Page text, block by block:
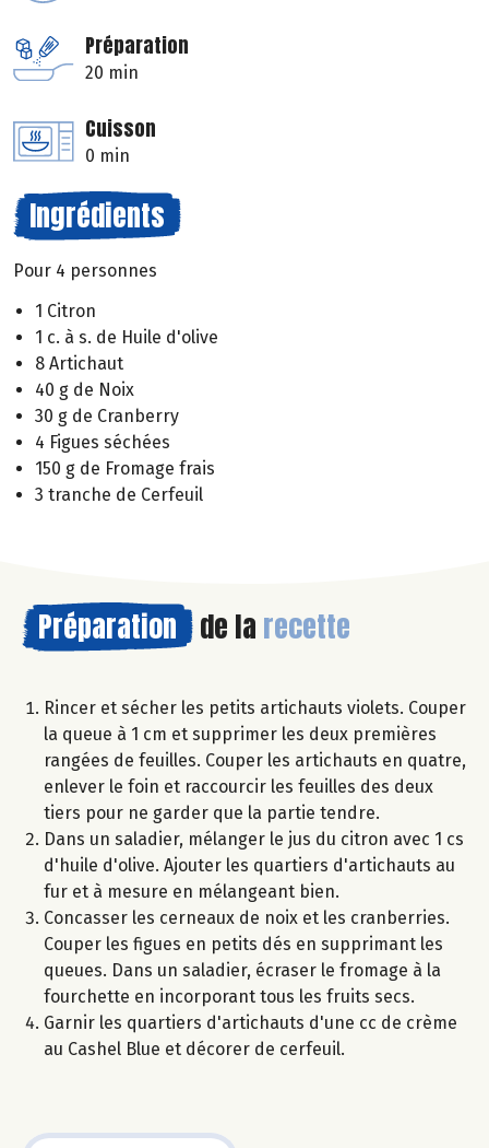
Préparation
20 min
Cuisson
0 min
Ingrédients
Pour 4 personnes
1 Citron
1 c. à s. de Huile d'olive
8 Artichaut
40 g de Noix
30 g de Cranberry
4 Figues séchées
150 g de Fromage frais
3 tranche de Cerfeuil
Préparation de la recette
Rincer et sécher les petits artichauts violets. Couper
la queue à 1 cm et supprimer les deux premières
rangées de feuilles. Couper les artichauts en quatre,
enlever le foin et raccourcir les feuilles des deux
tiers pour ne garder que la partie tendre.
Dans un saladier, mélanger le jus du citron avec 1 cs
d'huile d'olive. Ajouter les quartiers d'artichauts au
fur et à mesure en mélangeant bien.
Concasser les cerneaux de noix et les cranberries.
Couper les figues en petits dés en supprimant les
queues. Dans un saladier, écraser le fromage à la
fourchette en incorporant tous les fruits secs.
Garnir les quartiers d'artichauts d'une cc de crème
au Cashel Blue et décorer de cerfeuil.